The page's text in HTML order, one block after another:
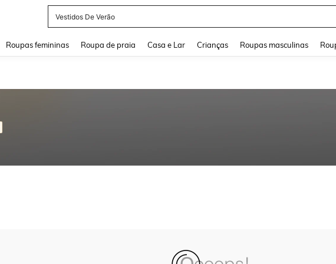
Vestidos De Verão
Roupas femininas Roupa de praia Casa e Lar Crianças Roupas masculinas